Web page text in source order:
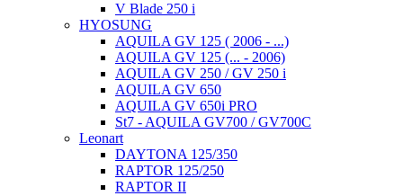
V Blade 250 i
HYOSUNG
AQUILA GV 125 ( 2006 - ...)
AQUILA GV 125 (... - 2006)
AQUILA GV 250 / GV 250 i
AQUILA GV 650
AQUILA GV 650i PRO
St7 - AQUILA GV700 / GV700C
Leonart
DAYTONA 125/350
RAPTOR 125/250
RAPTOR II